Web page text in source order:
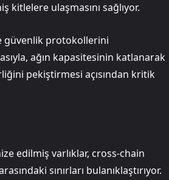
ulaşmasını sağlıyor.
güvenlik protokollerini
ağın kapasitesinin katlanarak
pekiştirmesi açısından kritik
edilmiş varlıklar, cross-chain
sınırları bulanıklaştırıyor.